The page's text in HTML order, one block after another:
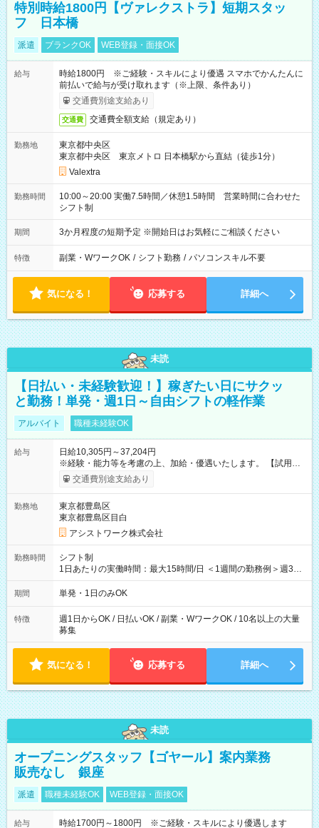
特別時給1800円【ヴァレクストラ】短期スタッ
フ 日本橋
派遣 ブランクOK WEB登録・面接OK
給与
時給1800円 ※ご経験・スキルにより優遇 スマホでかんたんに
前払いで給与が受け取れます（※上限、条件あり）
交通費別途支給あり
交通費 交通費全額支給（規定あり）
勤務地
東京都中央区
東京都中央区 東京メトロ 日本橋駅から直結（徒歩1分）
Valextra
勤務時間
10:00～20:00 実働7.5時間／休憩1.5時間 営業時間に合わせた
シフト制
期間 3か月程度の短期予定 ※開始日はお気軽にご相談ください
特徴 副業・WワークOK / シフト勤務 / パソコンスキル不要
気になる！ 応募する 詳細へ
未読
【日払い・未経験歓迎！】稼ぎたい日にサクッ
と勤務！単発・週1日～自由シフトの軽作業
アルバイト 職種未経験OK
給与
日給10,305円～37,204円
※経験・能力等を考慮の上、加給・優遇いたします。 【試用期
間】試用期間なし
交通費別途支給あり
勤務地
東京都豊島区
東京都豊島区目白
アシストワーク株式会社
勤務時間
シフト制
1日あたりの実働時間：最大15時間/日 ＜1週間の勤務例＞週3回
勤務 勤務：月・水・金 休み：火・木・土・日 好きな時にお仕事
可能です！ ※1日あたりの最大実働時間は日勤、夜勤共に勤務し
期間 単発・1日のみOK
特徴
週1日からOK / 日払いOK / 副業・WワークOK / 10名以上の大量
募集
気になる！ 応募する 詳細へ
未読
オープニングスタッフ【ゴヤール】案内業務
販売なし 銀座
派遣 職種未経験OK WEB登録・面接OK
給与
時給1700円～1800円 ※ご経験・スキルにより優遇します